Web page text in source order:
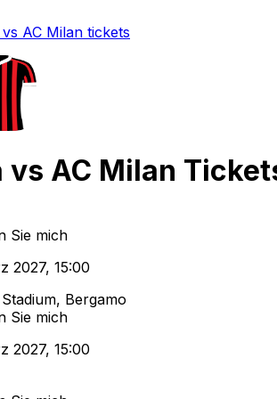
AC Milan tickets
vs AC Milan
Sie mich
2027, 15:00
, Bergamo
Sie mich
2027, 15:00